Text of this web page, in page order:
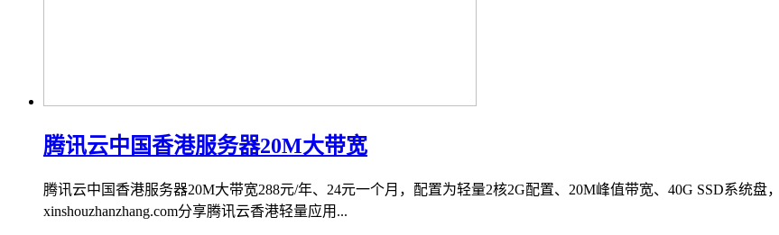
腾讯云中国香港服务器20M大带宽
腾讯云中国香港服务器20M大带宽288元/年、24元一个月，配置为轻量2核2G配置、20M峰值带宽、40G SSD系统盘
xinshouzhanzhang.com分享腾讯云香港轻量应用...